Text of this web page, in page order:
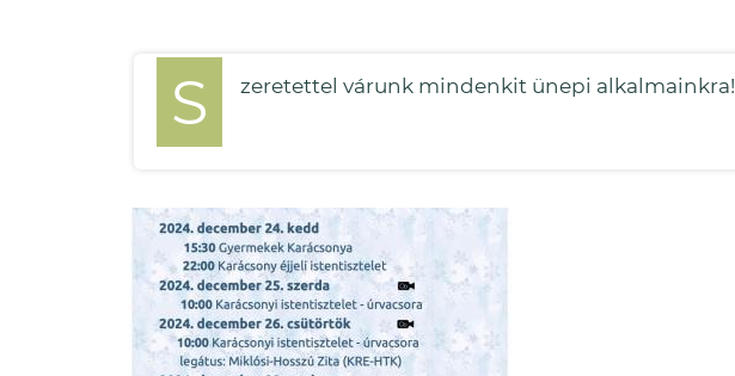
S zeretettel várunk mindenkit ünepi alkalmainkra!